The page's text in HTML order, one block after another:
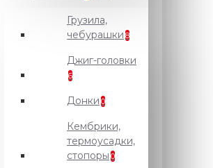
Грузила,
чебурашки 8
Джиг-головки
6
Донки 0
Кембрики,
термоусадки,
стопоры 0